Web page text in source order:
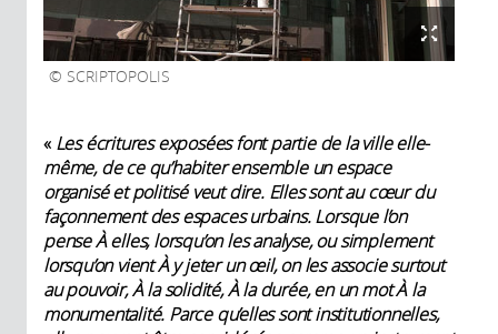
SCRIPTOPOLIS
« Les écritures exposées font partie de la ville elle-
même, de ce qu’habiter ensemble un espace
organisé et politisé veut dire. Elles sont au cœur du
façonnement des espaces urbains. Lorsque l’on
pense À elles, lorsqu’on les analyse, ou simplement
lorsqu’on vient À y jeter un œil, on les associe surtout
au pouvoir, À la solidité, À la durée, en un mot À la
monumentalité. Parce qu’elles sont institutionnelles,